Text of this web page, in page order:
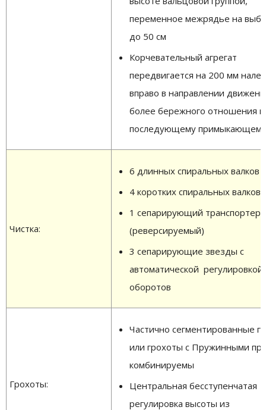
переменное межрядье на
до 50 см
Корчевательный агрегат
передвигается на 200 мм
вправо в направлении
более бережного отношения к
последующему
Чистка:
6 длинных спиральных валков
4 коротких спиральных валков
1 сепарирующий транспортер
(реверсируемый)
3 сепарирующие звезды с
автоматической регулировкой
оборотов
Грохоты:
Частично сегментированные
или грохоты с Пружинными
комбинируемы
Центральная бесступенчатая
регулировка высоты из